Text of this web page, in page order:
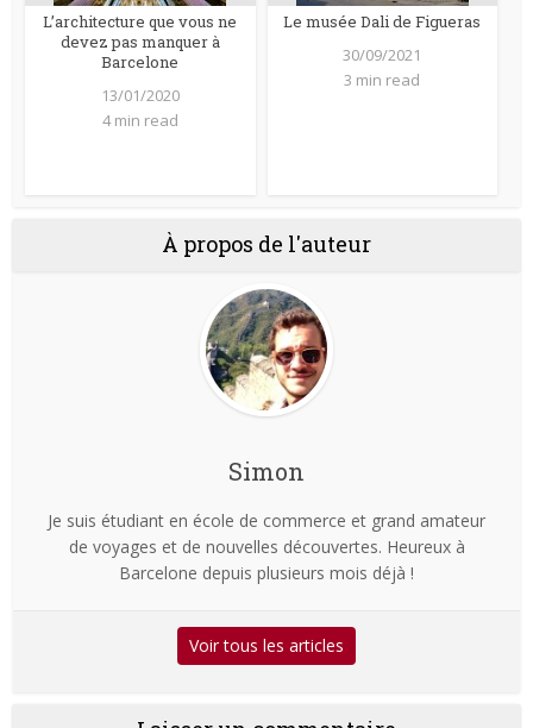
L’architecture que vous ne
devez pas manquer à
Barcelone
13/01/2020
4 min read
Le musée Dali de Figueras
30/09/2021
3 min read
À propos de l'auteur
Simon
Je suis étudiant en école de commerce et grand amateur
de voyages et de nouvelles découvertes. Heureux à
Barcelone depuis plusieurs mois déjà !
Voir tous les articles